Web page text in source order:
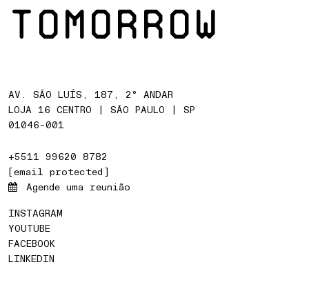
TOMORROW
AV. SÃO LUÍS, 187, 2° ANDAR
LOJA 16 CENTRO | SÃO PAULO | SP
01046-001
+5511 99620 8782
[email protected]
Agende uma reunião
INSTAGRAM
YOUTUBE
FACEBOOK
LINKEDIN